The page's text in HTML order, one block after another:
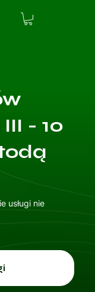
- 10
usługi nie